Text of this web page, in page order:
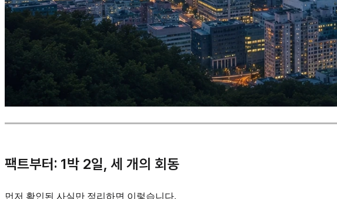
팩트부터: 1박 2일, 세 개의 회동
먼저 확인된 사실만 정리하면 이렇습니다.